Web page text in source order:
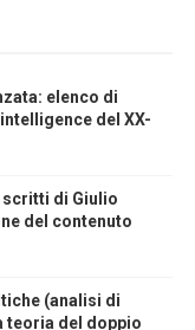
elenco di
del XX-
scritti di Giulio
del contenuto
(analisi di
teoria del doppio